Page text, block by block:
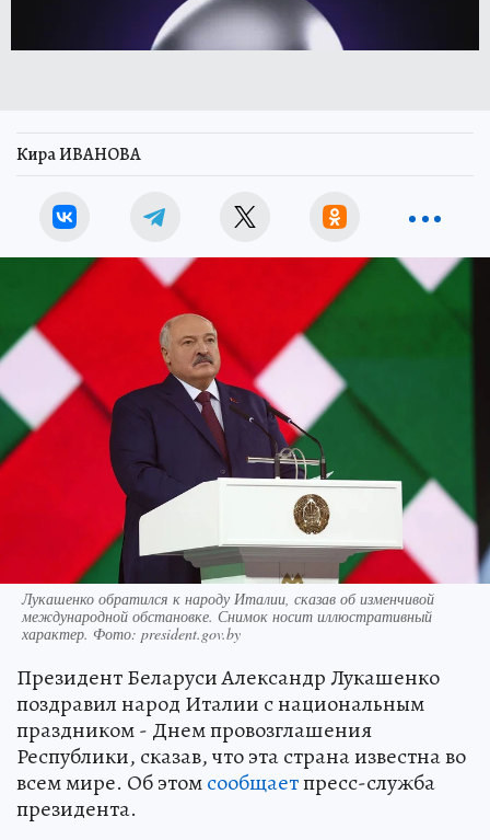
Кира ИВАНОВА
Лукашенко обратился к народу Италии, сказав об изменчивой
международной обстановке. Снимок носит иллюстративный
характер. Фото: president.gov.by
Президент Беларуси Александр Лукашенко
поздравил народ Италии с национальным
праздником - Днем провозглашения
Республики, сказав, что эта страна известна во
всем мире. Об этомсообщаетпресс-служба
президента.